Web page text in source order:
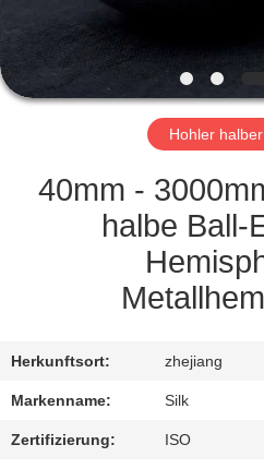
TRETEN
SIE
MIT
VERBINDUNG
NACHRICHTEN
FÄLLE
FORDERN
Hohler
40mm -
halbe Ball-
Herkunftsort: zhejiang
Markenname: Silk
Zertifizierung: ISO